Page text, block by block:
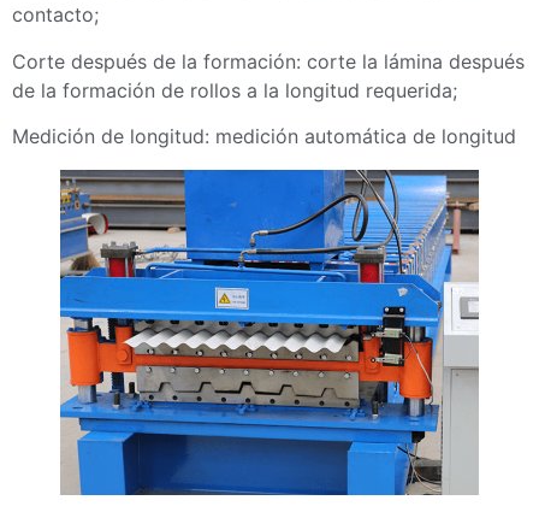
contacto;
Corte después de la formación: corte la lámina después
de la formación de rollos a la longitud requerida;
Medición de longitud: medición automática de longitud